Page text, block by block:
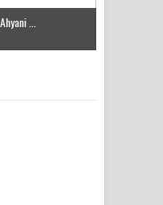
...